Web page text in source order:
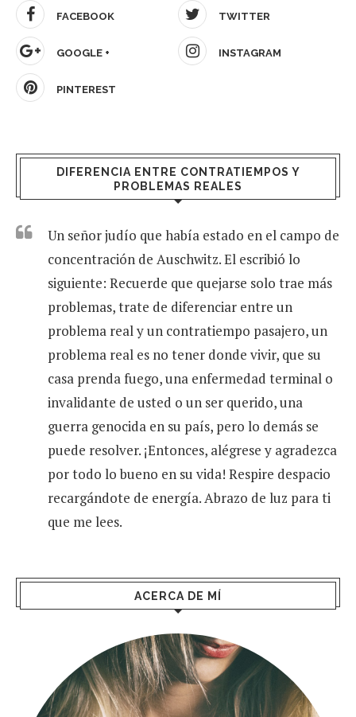
FACEBOOK TWITTER
GOOGLE + INSTAGRAM
PINTEREST
DIFERENCIA ENTRE CONTRATIEMPOS Y
PROBLEMAS REALES
Un señor judío que había estado en el campo de
concentración de Auschwitz. El escribió lo
siguiente: Recuerde que quejarse solo trae más
problemas, trate de diferenciar entre un
problema real y un contratiempo pasajero, un
problema real es no tener donde vivir, que su
casa prenda fuego, una enfermedad terminal o
invalidante de usted o un ser querido, una
guerra genocida en su país, pero lo demás se
puede resolver. ¡Entonces, alégrese y agradezca
por todo lo bueno en su vida! Respire despacio
recargándote de energía. Abrazo de luz para ti
que me lees.
ACERCA DE MÍ